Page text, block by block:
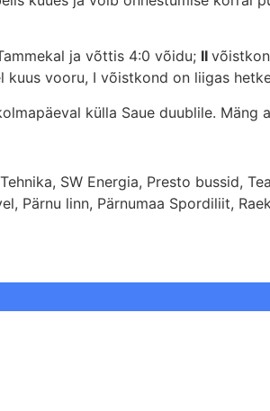
ja võttis 4:0 võidu; II
vooru, I võistkond on liigas
külla Saue duublile. Mäng
SW Energia, Presto bussid,
Pärnu linn, Pärnumaa Spordiliit,